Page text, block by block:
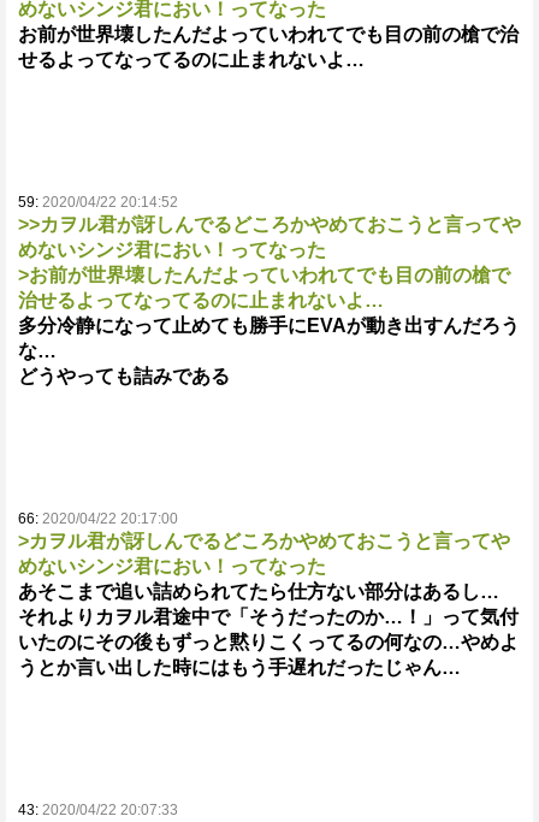
めないシンジ君におい！ってなった
お前が世界壊したんだよっていわれてでも目の前の槍で治
せるよってなってるのに止まれないよ…
59: 2020/04/22 20:14:52
>>カヲル君が訝しんでるどころかやめておこうと言ってや
めないシンジ君におい！ってなった
>お前が世界壊したんだよっていわれてでも目の前の槍で
治せるよってなってるのに止まれないよ…
多分冷静になって止めても勝手にEVAが動き出すんだろう
な…
どうやっても詰みである
66: 2020/04/22 20:17:00
>カヲル君が訝しんでるどころかやめておこうと言ってや
めないシンジ君におい！ってなった
あそこまで追い詰められてたら仕方ない部分はあるし…
それよりカヲル君途中で「そうだったのか…！」って気付
いたのにその後もずっと黙りこくってるの何なの…やめよ
うとか言い出した時にはもう手遅れだったじゃん…
43: 2020/04/22 20:07:33